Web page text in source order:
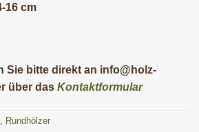
16 cm
Sie bitte direkt an info@holz-
über das Kontaktformular
Rundhölzer